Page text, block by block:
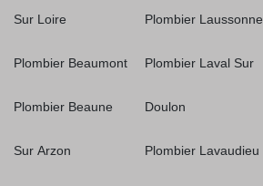
Sur Loire
Plombier Beaumont
Plombier Beaune
Sur Arzon
Plombier Laussonne
Plombier Laval Sur
Doulon
Plombier Lavaudieu